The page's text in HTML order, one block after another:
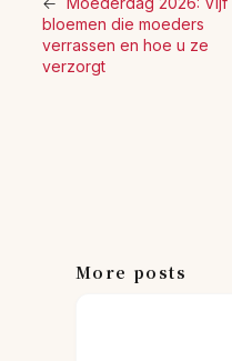
bloemen die moeders
verrassen en hoe u ze
verzorgt
More posts